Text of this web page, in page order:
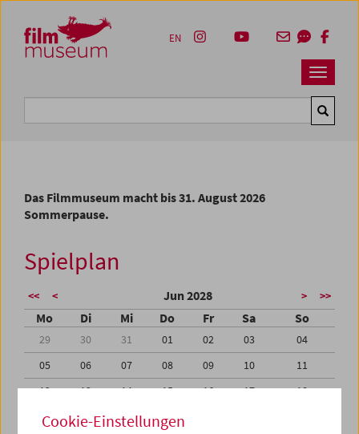
Zum Inhalt
Zum Hauptmenü
Zur Servicenavigation
Zum Suche
Navbar
EN
Das Filmmuseum macht bis 31. August 2026
Sommerpause.
Spielplan
<< < Jun 2028 > >>
Mo Di Mi Do Fr Sa So
29 30 31 01 02 03
04
05
06 07 08 09 10
11
12
13 14 15 16 17
18
19
20 21 22
Cookie-Einstellungen